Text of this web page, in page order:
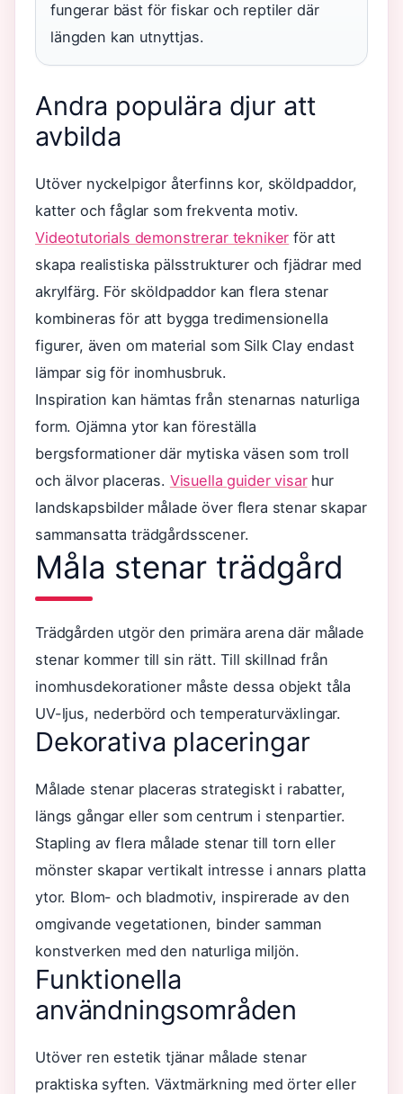
fungerar bäst för fiskar och reptiler där
längden kan utnyttjas.
Andra populära djur att
avbilda
Utöver nyckelpigor återfinns kor, sköldpaddor,
katter och fåglar som frekventa motiv.
Videotutorials demonstrerar tekniker för att
skapa realistiska pälsstrukturer och fjädrar med
akrylfärg. För sköldpaddor kan flera stenar
kombineras för att bygga tredimensionella
figurer, även om material som Silk Clay endast
lämpar sig för inomhusbruk.
Inspiration kan hämtas från stenarnas naturliga
form. Ojämna ytor kan föreställa
bergsformationer där mytiska väsen som troll
och älvor placeras. Visuella guider visarhur
landskapsbilder målade över flera stenar skapar
sammansatta trädgårdsscener.
Måla stenar trädgård
Trädgården utgör den primära arena där målade
stenar kommer till sin rätt. Till skillnad från
inomhusdekorationer måste dessa objekt tåla
UV-ljus, nederbörd och temperaturväxlingar.
Dekorativa placeringar
Målade stenar placeras strategiskt i rabatter,
längs gångar eller som centrum i stenpartier.
Stapling av flera målade stenar till torn eller
mönster skapar vertikalt intresse i annars platta
ytor. Blom- och bladmotiv, inspirerade av den
omgivande vegetationen, binder samman
konstverken med den naturliga miljön.
Funktionella
användningsområden
Utöver ren estetik tjänar målade stenar
praktiska syften. Växtmärkning med örter eller